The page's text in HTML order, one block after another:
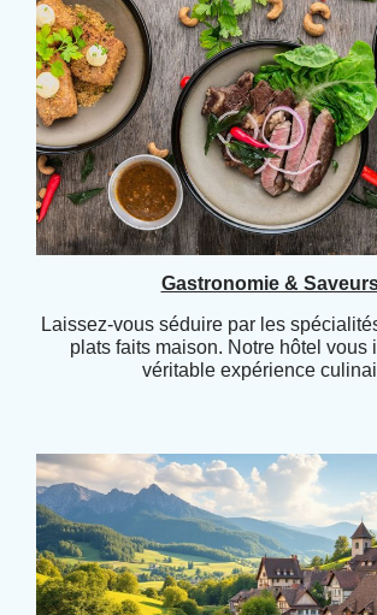
Gastronomie &
Laissez-vous séduire par les
plats faits maison. Notre hôtel vous
véritable expérience